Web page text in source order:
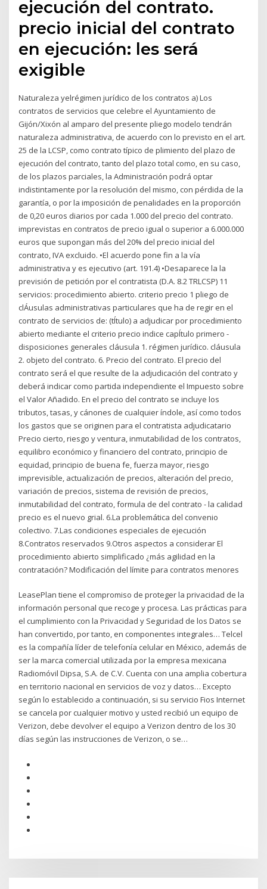
ejecución del contrato.
precio inicial del contrato
en ejecución: les será
exigible
Naturaleza yelrégimen jurídico de los contratos a) Los
contratos de servicios que celebre el Ayuntamiento de
Gijón/Xixón al amparo del presente pliego modelo tendrán
naturaleza administrativa, de acuerdo con lo previsto en el art.
25 de la LCSP, como contrato típico de plimiento del plazo de
ejecución del contrato, tanto del plazo total como, en su caso,
de los plazos parciales, la Administración podrá optar
indistintamente por la resolución del mismo, con pérdida de la
garantía, o por la imposición de penalidades en la proporción
de 0,20 euros diarios por cada 1.000 del precio del contrato.
imprevistas en contratos de precio igual o superior a 6.000.000
euros que supongan más del 20% del precio inicial del
contrato, IVA excluido. •El acuerdo pone fin a la vía
administrativa y es ejecutivo (art. 191.4) •Desaparece la la
previsión de petición por el contratista (D.A. 8.2 TRLCSP) 11
servicios: procedimiento abierto. criterio precio 1 pliego de
clÁusulas administrativas particulares que ha de regir en el
contrato de servicios de: (tÍtulo) a adjudicar por procedimiento
abierto mediante el criterio precio indice capÍtulo primero -
disposiciones generales cláusula 1. régimen jurídico. cláusula
2. objeto del contrato. 6. Precio del contrato. El precio del
contrato será el que resulte de la adjudicación del contrato y
deberá indicar como partida independiente el Impuesto sobre
el Valor Añadido. En el precio del contrato se incluye los
tributos, tasas, y cánones de cualquier índole, así como todos
los gastos que se originen para el contratista adjudicatario
Precio cierto, riesgo y ventura, inmutabilidad de los contratos,
equilibro económico y financiero del contrato, principio de
equidad, principio de buena fe, fuerza mayor, riesgo
imprevisible, actualización de precios, alteración del precio,
variación de precios, sistema de revisión de precios,
inmutabilidad del contrato, formula de del contrato - la calidad
precio es el nuevo grial. 6.La problemática del convenio
colectivo. 7.Las condiciones especiales de ejecución
8.Contratos reservados 9.Otros aspectos a considerar El
procedimiento abierto simplificado ¿más agilidad en la
contratación? Modificación del límite para contratos menores
LeasePlan tiene el compromiso de proteger la privacidad de la
información personal que recoge y procesa. Las prácticas para
el cumplimiento con la Privacidad y Seguridad de los Datos se
han convertido, por tanto, en componentes integrales… Telcel
es la compañía líder de telefonía celular en México, además de
ser la marca comercial utilizada por la empresa mexicana
Radiomóvil Dipsa, S.A. de C.V. Cuenta con una amplia cobertura
en territorio nacional en servicios de voz y datos… Excepto
según lo establecido a continuación, si su servicio Fios Internet
se cancela por cualquier motivo y usted recibió un equipo de
Verizon, debe devolver el equipo a Verizon dentro de los 30
días según las instrucciones de Verizon, o se…